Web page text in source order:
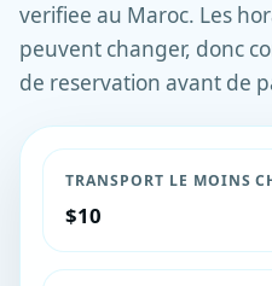
verifiee au Maroc. Les
peuvent changer, donc
de reservation avant de
TRANSPORT LE MOINS
$10